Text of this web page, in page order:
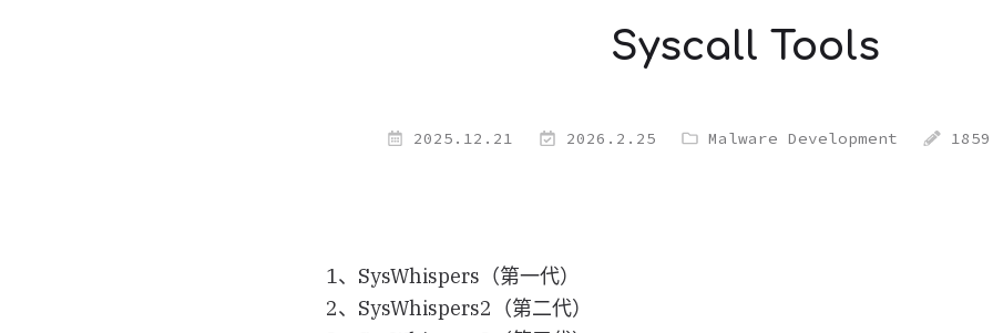
Syscall Tools
2025.12.21 2026.2.25 Malware Development 1859
1、SysWhispers（第一代）
2、SysWhispers2（第二代）